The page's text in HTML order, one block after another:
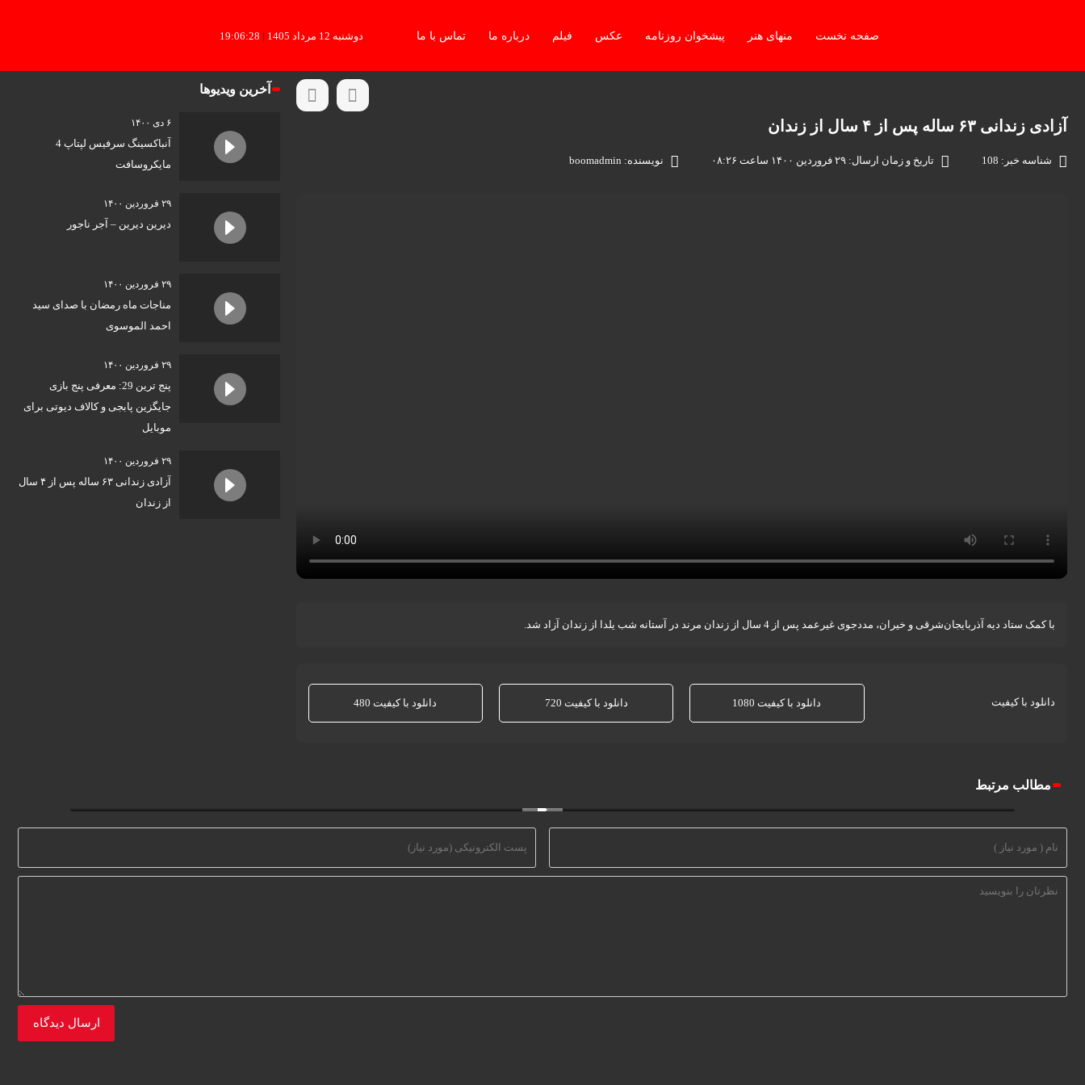
صفحه نخست منهای هنر پیشخوان روزنامه عکس فیلم درباره ما تماس با ما دوشنبه 12 مرداد 1405 |
19:06:28
آزادی زندانی ۶۳ ساله پس از ۴ سال از زندان
شناسه خبر: 108 تاریخ و زمان ارسال: ۲۹ فروردین ۱۴۰۰ ساعت ۰۸:۲۶ نویسنده: boomadmin
با کمک ستاد دیه آذربایجان‌شرقی و خیران، مددجوی غیرعمد پس از 4 سال از زندان مرند در آستانه شب یلدا از زندان آزاد شد.
دانلود با کیفیت دانلود با کیفیت 1080 دانلود با کیفیت 720 دانلود با کیفیت 480
آخرین ویدیوها
۶ دی ۱۴۰۰
آنباکسینگ سرفیس لپتاپ 4
مایکروسافت
۲۹ فروردین ۱۴۰۰
دیرین دیرین – آجر ناجور
۲۹ فروردین ۱۴۰۰
مناجات ماه رمضان با صدای سید
احمد الموسوی
۲۹ فروردین ۱۴۰۰
پنج ترین 29: معرفی پنج بازی
جایگزین پابجی و کالاف دیوتی برای
موبایل
۲۹ فروردین ۱۴۰۰
آزادی زندانی ۶۳ ساله پس از ۴ سال
از زندان
مطالب مرتبطآنباکسینگ سرفیس لپتاپ 4 مایکروسافت